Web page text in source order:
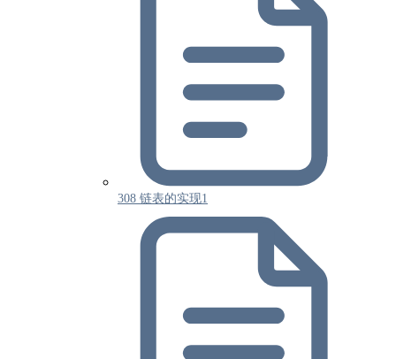
308 链表的实现1